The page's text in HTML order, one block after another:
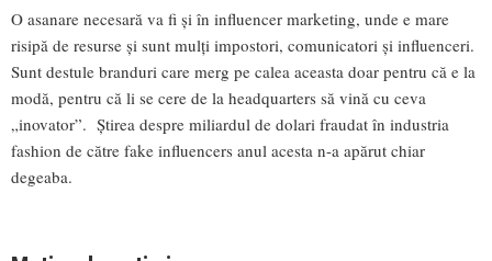
O asanare necesară va fi și în influencer marketing, unde e mare
risipă de resurse și sunt mulți impostori, comunicatori și influenceri.
Sunt destule branduri care merg pe calea aceasta doar pentru că e la
modă, pentru că li se cere de la headquarters să vină cu ceva
„inovator”. Știrea despre miliardul de dolari fraudat în industria
fashion de către fake influencers anul acesta n-a apărut chiar
degeaba.